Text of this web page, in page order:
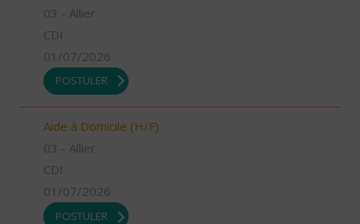
03 - Allier
CDI
01/07/2026
POSTULER
Aide à Domicile (H/F)
03 - Allier
CDI
01/07/2026
POSTULER